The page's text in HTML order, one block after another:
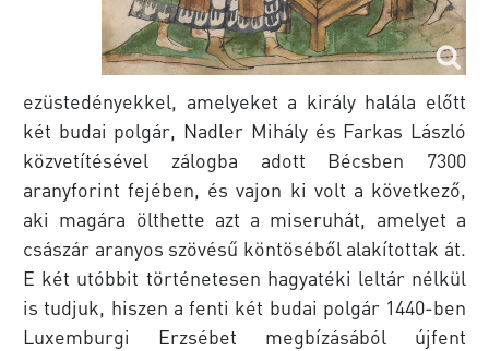
ezüstedényekkel, amelyeket a király halála előtt
két budai polgár, Nadler Mihály és Farkas László
közvetítésével zálogba adott Bécsben 7300
aranyforint fejében, és vajon ki volt a következő,
aki magára ölthette azt a miseruhát, amelyet a
császár aranyos szövésű köntöséből alakítottak át.
E két utóbbit történetesen hagyatéki leltár nélkül
is tudjuk, hiszen a fenti két budai polgár 1440-ben
Luxemburgi Erzsébet megbízásából újfent